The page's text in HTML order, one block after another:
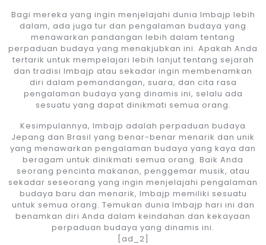
Bagi mereka yang ingin menjelajahi dunia Imbajp lebih
dalam, ada juga tur dan pengalaman budaya yang
menawarkan pandangan lebih dalam tentang
perpaduan budaya yang menakjubkan ini. Apakah Anda
tertarik untuk mempelajari lebih lanjut tentang sejarah
dan tradisi Imbajp atau sekadar ingin membenamkan
diri dalam pemandangan, suara, dan cita rasa
pengalaman budaya yang dinamis ini, selalu ada
sesuatu yang dapat dinikmati semua orang.
Kesimpulannya, Imbajp adalah perpaduan budaya
Jepang dan Brasil yang benar-benar menarik dan unik
yang menawarkan pengalaman budaya yang kaya dan
beragam untuk dinikmati semua orang. Baik Anda
seorang pencinta makanan, penggemar musik, atau
sekadar seseorang yang ingin menjelajahi pengalaman
budaya baru dan menarik, Imbajp memiliki sesuatu
untuk semua orang. Temukan dunia Imbajp hari ini dan
benamkan diri Anda dalam keindahan dan kekayaan
perpaduan budaya yang dinamis ini.
[ad_2]